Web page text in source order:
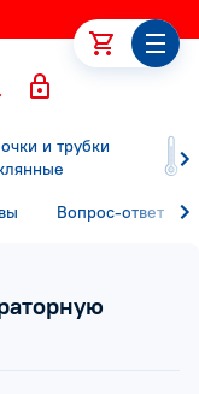
и трубки
Вопрос-ответ